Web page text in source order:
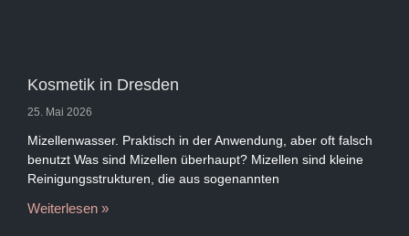
Kosmetik in Dresden
25. Mai 2026
Mizellenwasser. Praktisch in der Anwendung, aber oft falsch
benutzt Was sind Mizellen überhaupt? Mizellen sind kleine
Reinigungsstrukturen, die aus sogenannten
Weiterlesen »